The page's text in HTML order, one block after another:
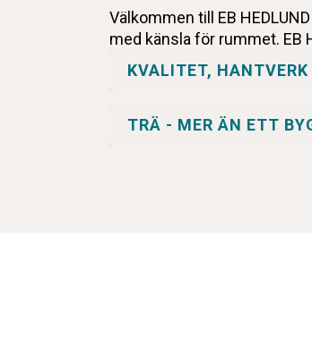
Välkommen till EB
med känsla för rummet. EB
KVALITET,
TRÄ - MER ÄN ETT